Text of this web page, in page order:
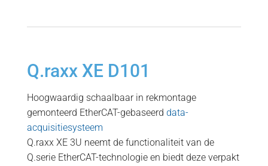
Q.raxx XE D101
Hoogwaardig schaalbaar in rekmontage
gemonteerd EtherCAT-gebaseerd data-
acquisitiesysteem
Q.raxx XE 3U neemt de functionaliteit van de
Q.serie EtherCAT-technologie en biedt deze verpakt